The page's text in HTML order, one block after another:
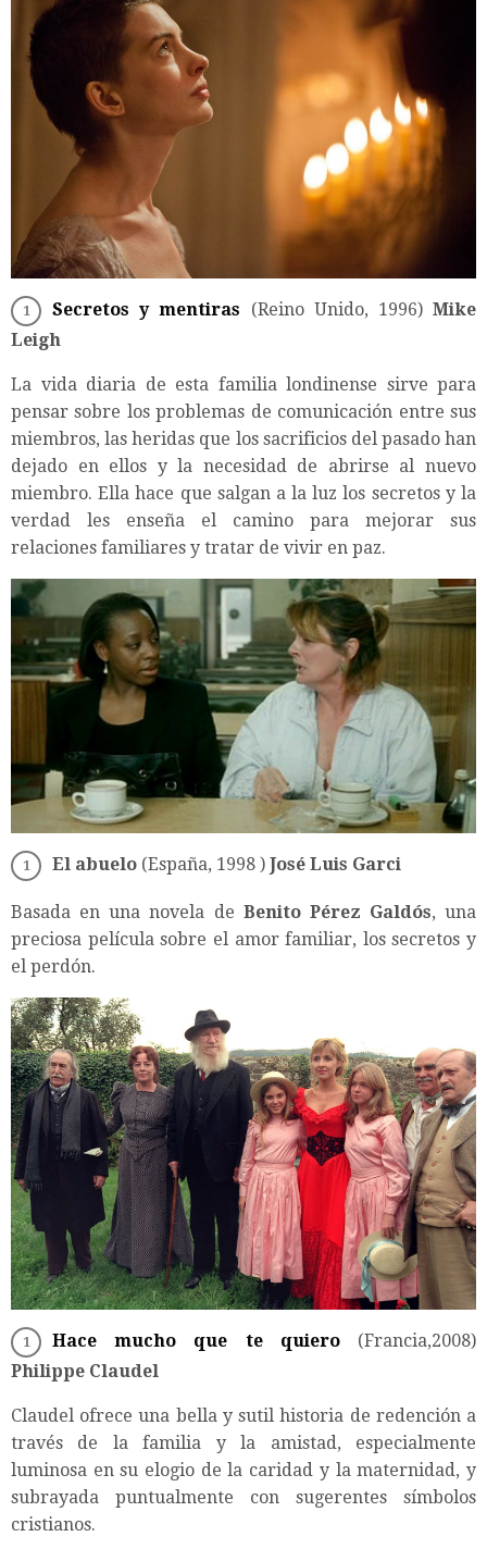
Secretos y mentiras (Reino Unido, 1996)Mike
Leigh
La vida diaria de esta familia londinense sirve para
pensar sobre los problemas de comunicación entre sus
miembros, las heridas que los sacrificios del pasado han
dejado en ellos y la necesidad de abrirse al nuevo
miembro. Ella hace que salgan a la luz los secretos y la
verdad les enseña el camino para mejorar sus
relaciones familiares y tratar de vivir en paz.
El abuelo (España, 1998 ) José Luis Garci
Basada en una novela de Benito Pérez Galdós, una
preciosa película sobre el amor familiar, los secretos y
el perdón.
Hace mucho que te quiero(Francia,2008)
Philippe Claudel
Claudel ofrece una bella y sutil historia de redención a
través de la familia y la amistad, especialmente
luminosa en su elogio de la caridad y la maternidad, y
subrayada puntualmente con sugerentes símbolos
cristianos.